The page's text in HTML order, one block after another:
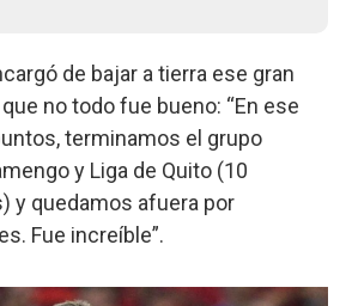
de bajar a tierra ese gran
no todo fue bueno: “En ese
terminamos el grupo
y Liga de Quito (10
y quedamos afuera por
Fue increíble”.